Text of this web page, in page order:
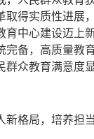
取得实质性进展
育中心建设迈上
完备，高质量教
群众教育满意度
新格局，培养担